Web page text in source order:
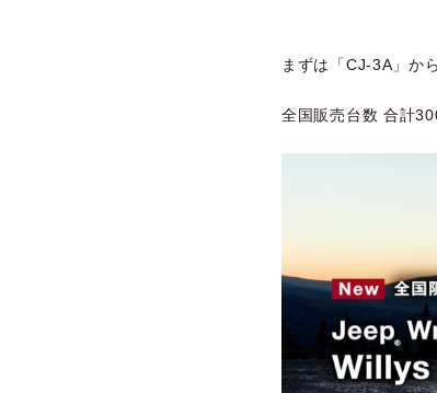
まずは「CJ-3A」か
全国販売台数 合計